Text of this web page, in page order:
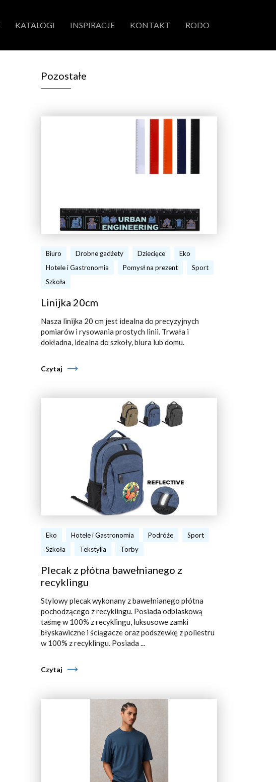
KATALOGI INSPIRACJE KONTAKT RODO
Pozostałe
Biuro Drobne gadżety Dziecięce
Eko
Hotele i Gastronomia
Pomysł na prezent
Sport
Szkoła
Linijka 20cm
Nasza linijka 20 cm jest idealna do precyzyjnych
pomiarów i rysowania prostych linii. Trwała i
dokładna, idealna do szkoły, biura lub domu.
Czytaj
Eko Hotele i Gastronomia Podróże
Sport
Szkoła
Tekstylia Torby
Plecak z płótna bawełnianego z
recyklingu
Stylowy plecak wykonany z bawełnianego płótna
pochodzącego z recyklingu. Posiada odblaskową
taśmę w 100% z recyklingu, luksusowe zamki
błyskawiczne i ściągacze oraz podszewkę z poliestru
w 100% z recyklingu. Posiada ...
Czytaj